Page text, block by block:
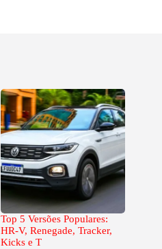
Top 5 Versões Populares:
HR-V, Renegade, Tracker,
Kicks e T